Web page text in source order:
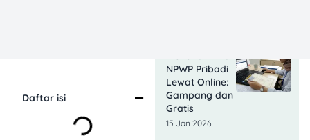
Daftar isi
Menonaktifkan
NPWP Pribadi
Lewat Online:
Gampang dan
Gratis
15 Jan 2026